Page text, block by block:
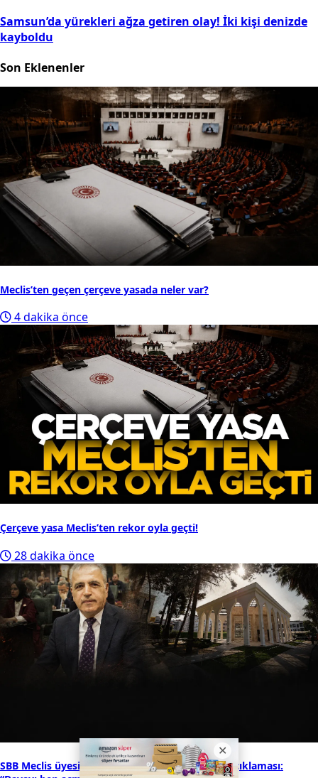
Samsun’da yürekleri ağza getiren olay! İki kişi denizde
kayboldu
Son Eklenenler
Meclis’ten geçen çerçeve yasada neler var?
4 dakika önce
Çerçeve yasa Meclis’ten rekor oyla geçti!
28 dakika önce
SBB Meclis üyesi Hasan İpek’ten İskele Mescid açıklaması: